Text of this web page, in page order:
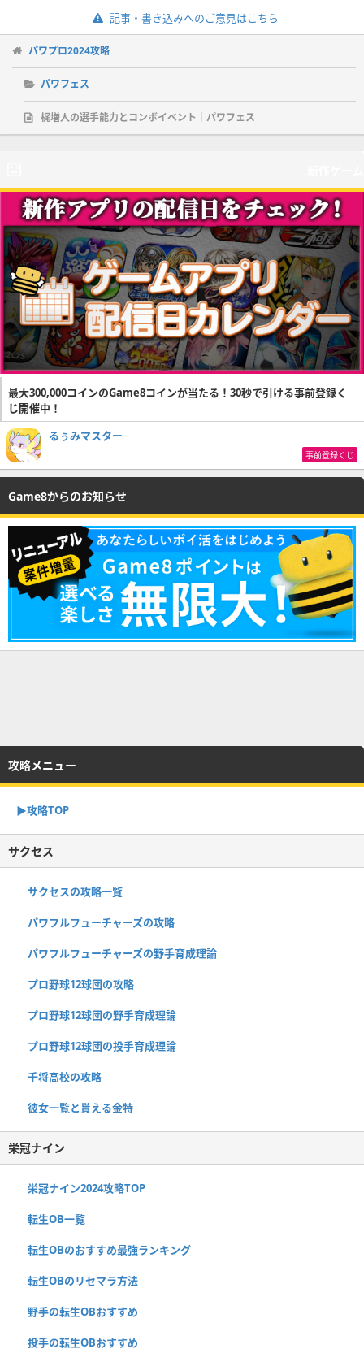
記事・書き込みへのご意見はこちら
パワプロ2024攻略
パワフェス
梶増人の選手能力とコンボイベント｜パワフェス
最大300,000コインのGame8コインが当たる！30秒で引ける事前登録く
じ開催中！
るぅみマスター
事前登録くじ
Game8からのお知らせ
攻略メニュー
▶︎攻略TOP
サクセス
サクセスの攻略一覧
パワフルフューチャーズの攻略
パワフルフューチャーズの野手育成理論
プロ野球12球団の攻略
プロ野球12球団の野手育成理論
プロ野球12球団の投手育成理論
千将高校の攻略
彼女一覧と貰える金特
栄冠ナイン
栄冠ナイン2024攻略TOP
転生OB一覧
転生OBのおすすめ最強ランキング
転生OBのリセマラ方法
野手の転生OBおすすめ
投手の転生OBおすすめ